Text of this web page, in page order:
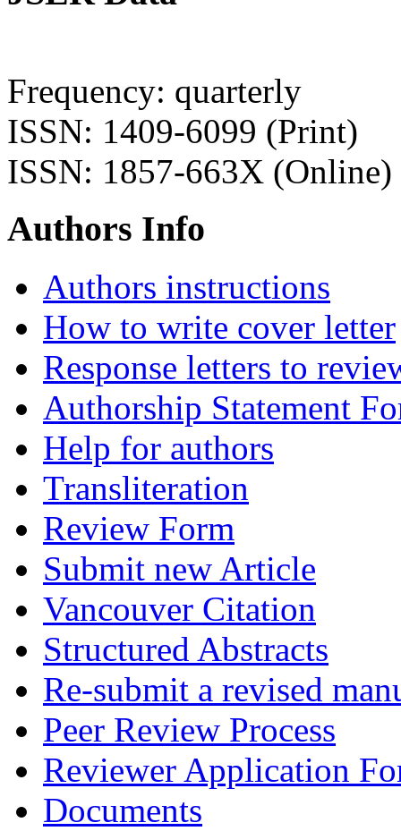
Frequency: quarterly
ISSN: 1409-6099 (Print)
ISSN: 1857-663X (Online)
Authors Info
Authors instructions
How to write cover letter
Response letters to
Authorship Statement
Help for authors
Transliteration
Review Form
Submit new Article
Vancouver Citation
Structured Abstracts
Re-submit a revised
Peer Review Process
Reviewer Application
Documents